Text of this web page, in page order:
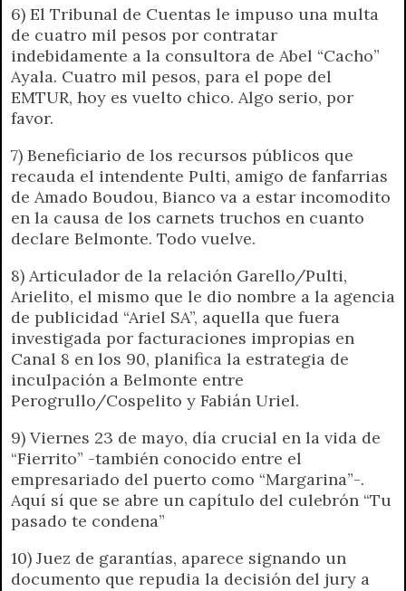
6) El Tribunal de Cuentas le impuso una multa
de cuatro mil pesos por contratar
indebidamente a la consultora de Abel “Cacho”
Ayala. Cuatro mil pesos, para el pope del
EMTUR, hoy es vuelto chico. Algo serio, por
favor.
7) Beneficiario de los recursos públicos que
recauda el intendente Pulti, amigo de fanfarrias
de Amado Boudou, Bianco va a estar incomodito
en la causa de los carnets truchos en cuanto
declare Belmonte. Todo vuelve.
8) Articulador de la relación Garello/Pulti,
Arielito, el mismo que le dio nombre a la agencia
de publicidad “Ariel SA”, aquella que fuera
investigada por facturaciones impropias en
Canal 8 en los 90, planifica la estrategia de
inculpación a Belmonte entre
Perogrullo/Cospelito y Fabián Uriel.
9) Viernes 23 de mayo, día crucial en la vida de
“Fierrito” -también conocido entre el
empresariado del puerto como “Margarina”-.
Aquí sí que se abre un capítulo del culebrón “Tu
pasado te condena”
10) Juez de garantías, aparece signando un
documento que repudia la decisión del jury a